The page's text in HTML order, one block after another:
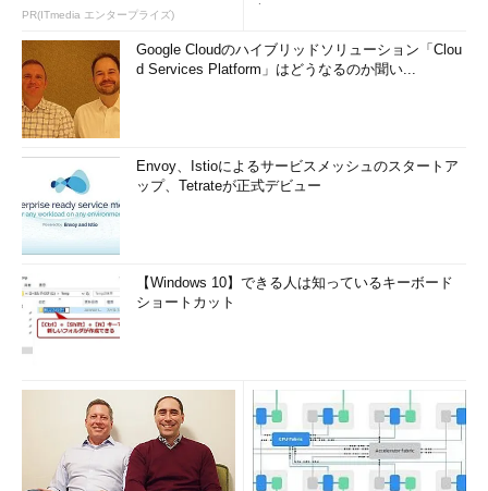
PR(ITmedia エンタープライズ)
Google Cloudのハイブリッドソリューション「Clou
d Services Platform」はどうなるのか聞い...
Envoy、Istioによるサービスメッシュのスタートア
ップ、Tetrateが正式デビュー
【Windows 10】できる人は知っているキーボード
ショートカット